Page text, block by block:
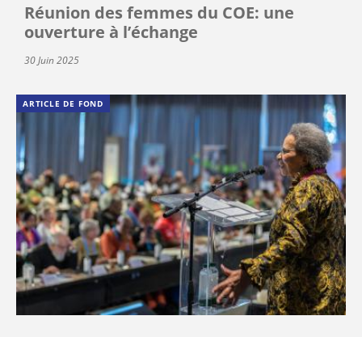
Réunion des femmes du COE: une
ouverture à l’échange
30 Juin 2025
ARTICLE DE FOND